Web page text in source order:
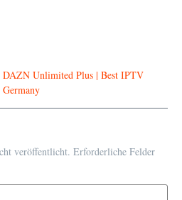
DAZN Unlimited Plus | Best IPTV
veröffentlicht. Erforderliche Felder